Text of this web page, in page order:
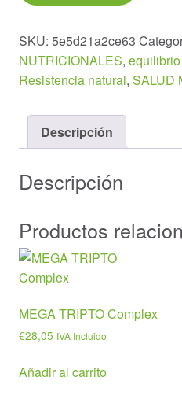
100cápsulas
cantidad
SKU: 5e5d21a2ce63
NUTRICIONALES,
Resistencia natural, SALUD
Descripción
Descripción
Productos
MEGA TRIPTO Complex
€28,05 IVA Incluido
Añadir al carrito